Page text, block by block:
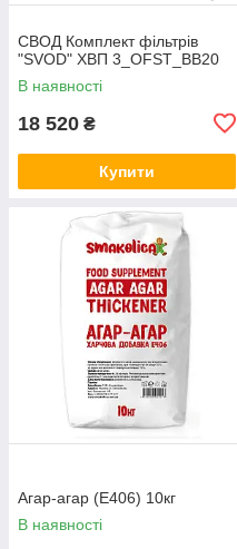
СВОД Комплект фільтрів
"SVOD" ХВП 3_OFST_BB20
В наявності
18 520 ₴
Купити
Агар-агар (Е406) 10кг
В наявності